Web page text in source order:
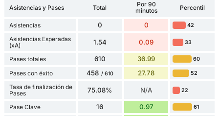
Asistencias y Pases Total
Por 90
minutos
Percentil
Asistencias 0 0 42
Asistencias Esperadas
(xA)
1.54 0.09 33
Pases totales 610 36.99 60
Pases con éxito 458 / 610 27.78 52
Tasa de finalización de
Pases
75.08% N/A 22
Pase Clave 16 0.97 61